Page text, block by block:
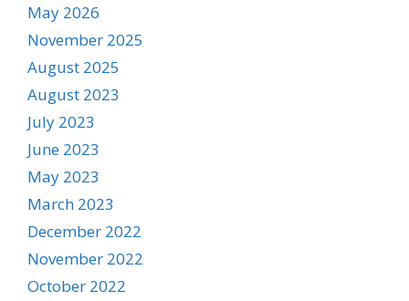
May 2026
November 2025
August 2025
August 2023
July 2023
June 2023
May 2023
March 2023
December 2022
November 2022
October 2022